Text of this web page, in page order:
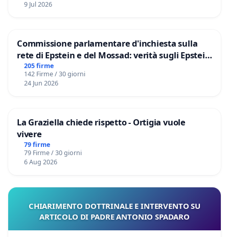
9 Jul 2026
Commissione parlamentare d'inchiesta sulla
rete di Epstein e del Mossad: verità sugli Epstein
Files
205 firme
142 Firme / 30 giorni
24 Jun 2026
La Graziella chiede rispetto - Ortigia vuole
vivere
79 firme
79 Firme / 30 giorni
6 Aug 2026
CHIARIMENTO DOTTRINALE E INTERVENTO SU
ARTICOLO DI PADRE ANTONIO SPADARO